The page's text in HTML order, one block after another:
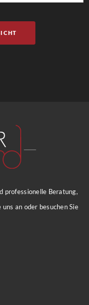
professionelle Beratung,
an oder besuchen Sie